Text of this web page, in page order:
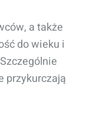
a także
do wieku i
przykurczają